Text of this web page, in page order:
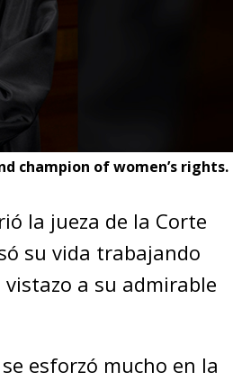
champion of women’s rights.
la jueza de la Corte
su vida trabajando
a su admirable
esforzó mucho en la